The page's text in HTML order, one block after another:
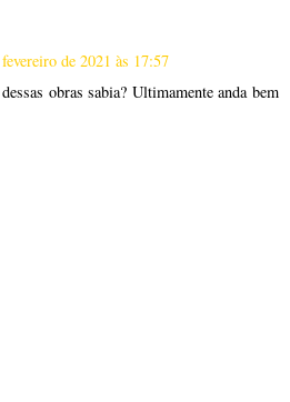
de 2021 às 17:57
obras sabia? Ultimamente anda bem